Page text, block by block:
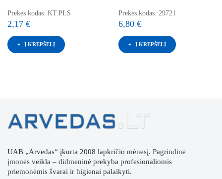
Prekės kodas: KT.PLS
2,17 €
Į KREPŠELĮ
Prekės kodas: 29721
6,80 €
Į KREPŠELĮ
UAB „Arvedas“ įkurta 2008 lapkričio mėnesį. Pagrindinė
įmonės veikla – didmeninė prekyba profesionaliomis
priemonėmis švarai ir higienai palaikyti.